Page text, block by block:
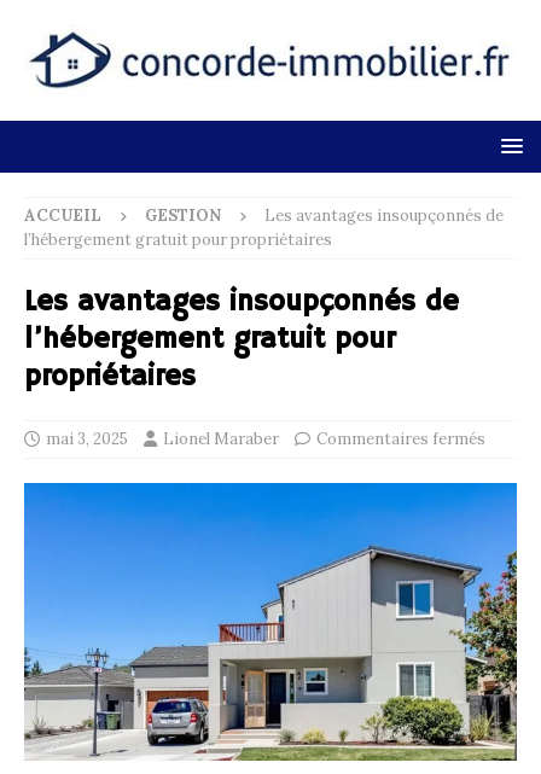
ACCUEIL GESTION
Les avantages insoupçonnés de
l’hébergement gratuit pour propriétaires
Les avantages insoupçonnés de
l’hébergement gratuit pour
propriétaires
mai 3, 2025 Lionel Maraber Commentaires fermés